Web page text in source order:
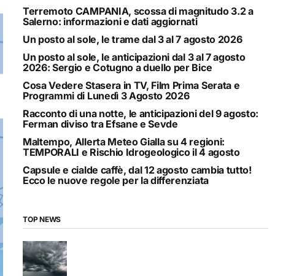
Terremoto CAMPANIA, scossa di magnitudo 3.2 a
Salerno: informazioni e dati aggiornati
Un posto al sole, le trame dal 3 al 7 agosto 2026
Un posto al sole, le anticipazioni dal 3 al 7 agosto
2026: Sergio e Cotugno a duello per Bice
Cosa Vedere Stasera in TV, Film Prima Serata e
Programmi di Lunedì 3 Agosto 2026
Racconto di una notte, le anticipazioni del 9 agosto:
Ferman diviso tra Efsane e Sevde
Maltempo, Allerta Meteo Gialla su 4 regioni:
TEMPORALI e Rischio Idrogeologico il 4 agosto
Capsule e cialde caffè, dal 12 agosto cambia tutto!
Ecco le nuove regole per la differenziata
TOP NEWS